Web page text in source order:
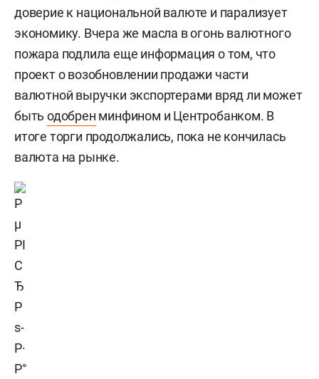
доверие к национальной валюте и парализует
экономику. Вчера же масла в огонь валютного
пожара подлила еще информация о том, что
проект о возобновлении продажи части
валютной выручки экспортерами вряд ли может
быть одобрен минфином и Центробанком. В
итоге торги продолжались, пока не кончилась
валюта на рынке.